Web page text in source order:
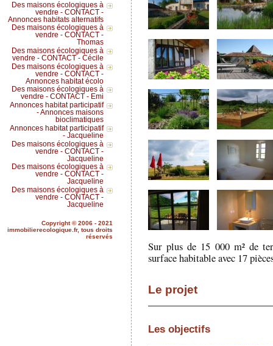
Sur plus de 15 000 m² de
surface habitable avec 17
Le projet
Les objectifs
Des maisons écologiques à
vendre - CONTACT -
Annonces habitats alternatifs
Des maisons écologiques à
vendre - CONTACT -
Thomas
Des maisons écologiques à
vendre - CONTACT - Cécile
Des maisons écologiques à
vendre - CONTACT -
Annonces habitat écolo
Des maisons écologiques à
vendre - CONTACT - Emi
Annonces habitat participatif
- Annonces maisons
bioclimatiques
Annonces habitat participatif
- Jacqueline
Des maisons écologiques à
vendre - CONTACT -
Jacqueline
Des maisons écologiques à
vendre - CONTACT -
Jacqueline
Des maisons écologiques à
vendre - CONTACT -
Jacqueline
Copyright © 2006 - 2021
immobilierecologique.fr, tous droits
réservés